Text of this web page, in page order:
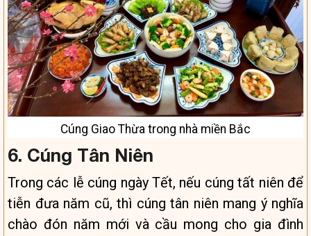
Cúng Giao Thừa trong nhà miền Bắc
6. Cúng Tân Niên
Trong các lễ cúng ngày Tết, nếu cúng tất niên để
tiễn đưa năm cũ, thì cúng tân niên mang ý nghĩa
chào đón năm mới và cầu mong cho gia đình